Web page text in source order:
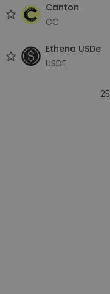
Canton
CC
Ethena USDe
USDE
25